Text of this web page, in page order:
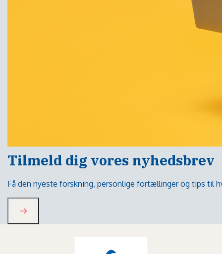
Tilmeld dig vores nyhedsbrev
Få den nyeste forskning, personlige fortællinger og tips til